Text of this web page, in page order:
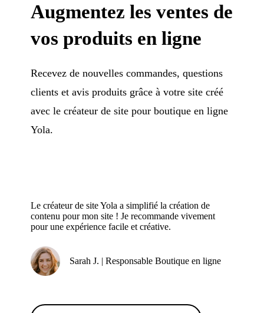
Augmentez les ventes de
vos produits en ligne
Recevez de nouvelles commandes, questions
clients et avis produits grâce à votre site créé
avec le créateur de site pour boutique en ligne
Yola.
Le créateur de site Yola a simplifié la création de
contenu pour mon site ! Je recommande vivement
pour une expérience facile et créative.
Sarah J. | Responsable Boutique en ligne